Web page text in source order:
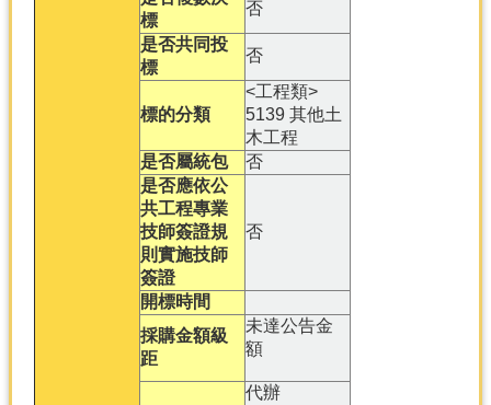
標
否
是否共同投
標
否
標的分類
<工程類>
5139 其他土
木工程
是否屬統包
否
是否應依公
共工程專業
技師簽證規
則實施技師
簽證
否
開標時間
採購金額級
距
未達公告金
額
代辦